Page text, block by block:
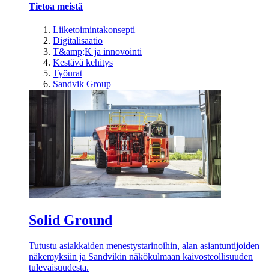
Tietoa meistä
Liiketoimintakonsepti
Digitalisaatio
T&amp;K ja innovointi
Kestävä kehitys
Työurat
Sandvik Group
Solid Ground
Tutustu asiakkaiden menestystarinoihin, alan asiantuntijoiden
näkemyksiin ja Sandvikin näkökulmaan kaivosteollisuuden
tulevaisuudesta.